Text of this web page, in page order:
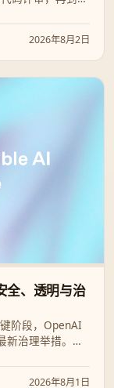
面解锁 AI 驱动
2026年8月2日
全、透明与治
阶段，OpenAI
新治理举措。本
标准及网络安全
2026年8月1日